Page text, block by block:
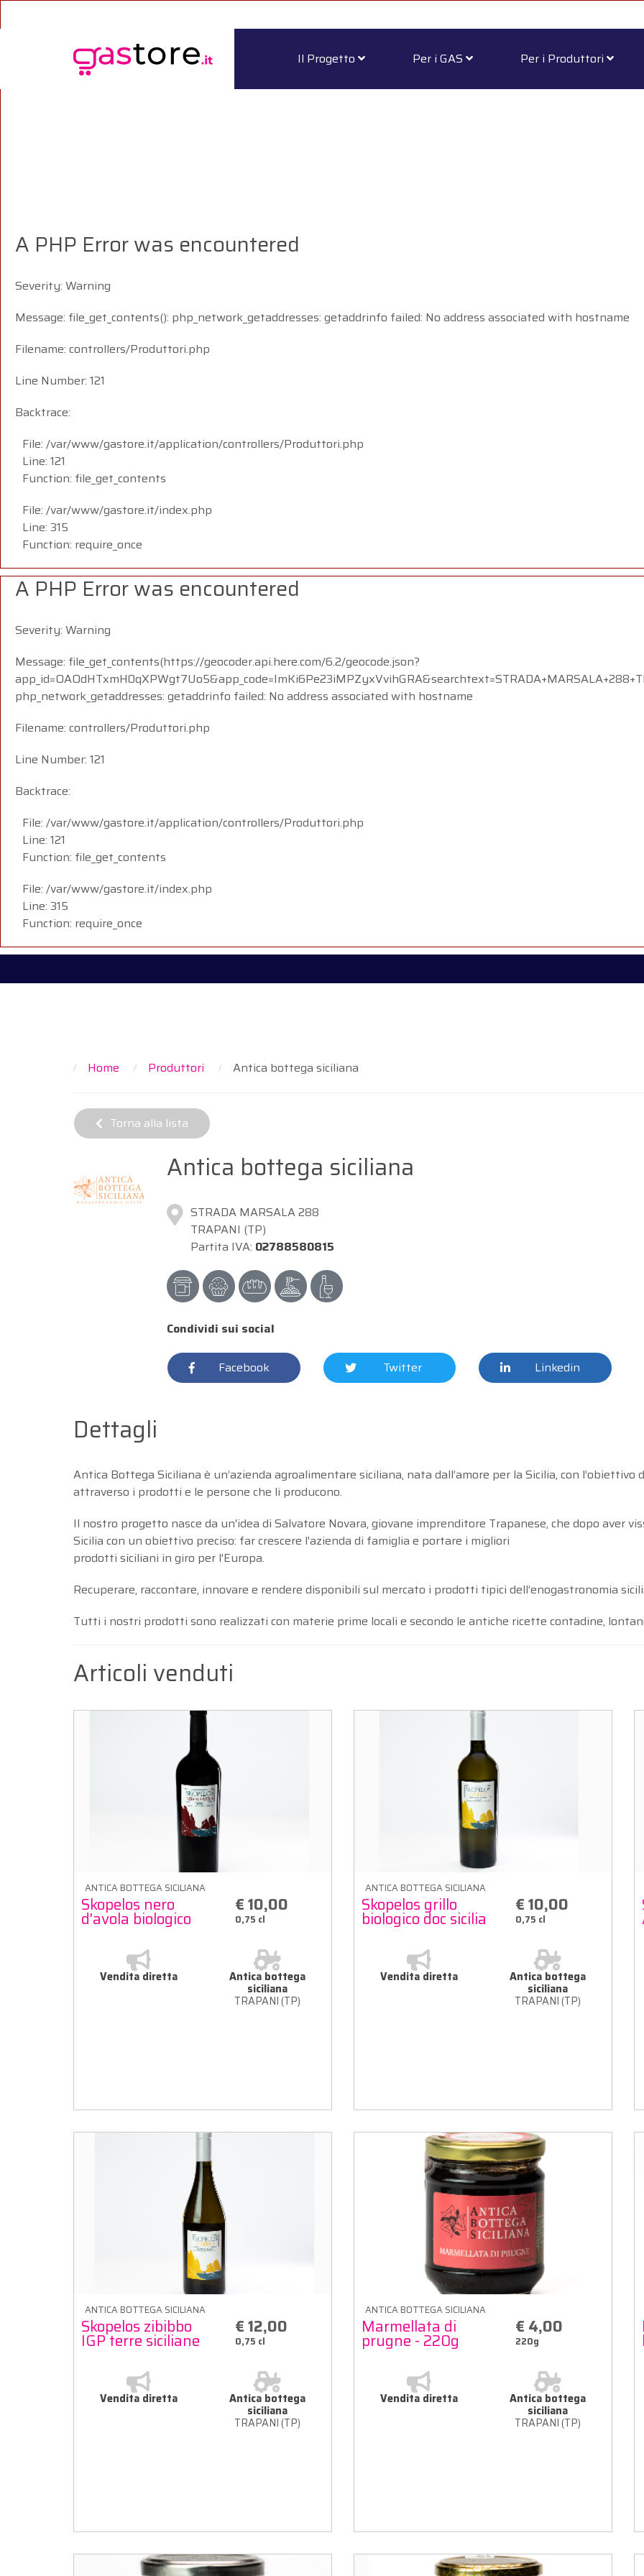
A PHP Error was encountered
Severity: Warning
Message: file_get_contents(): php_network_getaddresses: getaddrinfo failed: No address associated with hostname
Filename: controllers/Produttori.php
Line Number: 121
Backtrace:
File: /var/www/gastore.it/application/controllers/Produttori.php
Line: 121
Function: file_get_contents
File: /var/www/gastore.it/index.php
Line: 315
Function: require_once
A PHP Error was encountered
Severity: Warning
Message: file_get_contents(https://geocoder.api.here.com/6.2/geocode.json?
php_network_getaddresses: getaddrinfo failed: No address associated with hostname
Filename: controllers/Produttori.php
Line Number: 121
Backtrace:
File: /var/www/gastore.it/application/controllers/Produttori.php
Line: 121
Function: file_get_contents
File: /var/www/gastore.it/index.php
Line: 315
Function: require_once
Il Progetto Per i GAS Per i Produttori
Home Produttori Antica bottega siciliana
Torna alla lista
Antica bottega siciliana
STRADA MARSALA 288
TRAPANI (TP)
Partita IVA: 02788580815
Condividi sui social
Facebook Twitter Linkedin
Dettagli
Antica Bottega Siciliana è un’azienda agroalimentare siciliana, nata dall’amore per la Sicilia, con
attraverso i prodotti e le persone che li producono.
Il nostro progetto nasce da un'idea di Salvatore Novara, giovane imprenditore Trapanese, che dopo aver
Sicilia con un obiettivo preciso: far crescere l'azienda di famiglia e portare i migliori
prodotti siciliani in giro per l'Europa.
Recuperare, raccontare, innovare e rendere disponibili sul mercato i prodotti tipici dell’enogastronomia
Tutti i nostri prodotti sono realizzati con materie prime locali e secondo le antiche ricette contadine,
Articoli venduti
ANTICA BOTTEGA SICILIANA
Skopelos nero
d'avola biologico
€ 10,00
0,75 cl
Vendita diretta Antica bottega
siciliana
TRAPANI (TP)
ANTICA BOTTEGA SICILIANA
Skopelos grillo
biologico doc sicilia
€ 10,00
0,75 cl
Vendita diretta Antica bottega
siciliana
TRAPANI (TP)
ANTICA BOTTEGA SICILIANA
Skopelos zibibbo
IGP terre siciliane
€ 12,00
0,75 cl
Vendita diretta Antica bottega
siciliana
TRAPANI (TP)
ANTICA BOTTEGA SICILIANA
Marmellata di
prugne - 220g
€ 4,00
220g
Vendita diretta Antica bottega
siciliana
TRAPANI (TP)